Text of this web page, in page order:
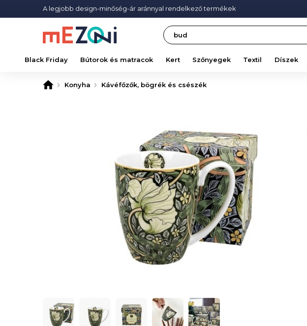
A legjobb design-minőség-ár aránnyal rendelkező termékek
Search
Black Friday Bútorok és matracok Kert Szőnyegek Textil Díszek
Konyha Kávéfőzők, bögrék és csészék